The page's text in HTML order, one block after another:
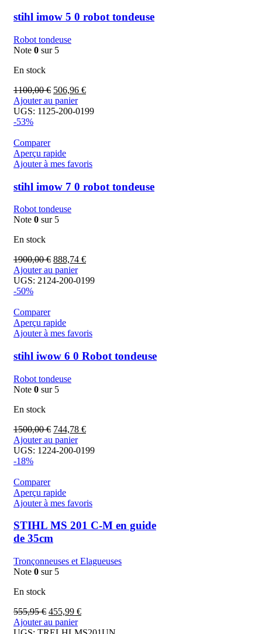
stihl imow 5 0 robot tondeuse
Robot tondeuse
Note 0 sur 5
En stock
1100,00€ 506,96 €
Ajouter au panier
UGS: 1125-200-0199
-53%
Comparer
Aperçu rapide
Ajouter à mes favoris
stihl imow 7 0 robot tondeuse
Robot tondeuse
Note 0 sur 5
En stock
1900,00€ 888,74 €
Ajouter au panier
UGS: 2124-200-0199
-50%
Comparer
Aperçu rapide
Ajouter à mes favoris
stihl iwow 6 0 Robot tondeuse
Robot tondeuse
Note 0 sur 5
En stock
1500,00€ 744,78 €
Ajouter au panier
UGS: 1224-200-0199
-18%
Comparer
Aperçu rapide
Ajouter à mes favoris
STIHL MS 201 C-M en guide
de 35cm
Tronçonneuses et Elagueuses
Note 0 sur 5
En stock
555,95€ 455,99 €
Ajouter au panier